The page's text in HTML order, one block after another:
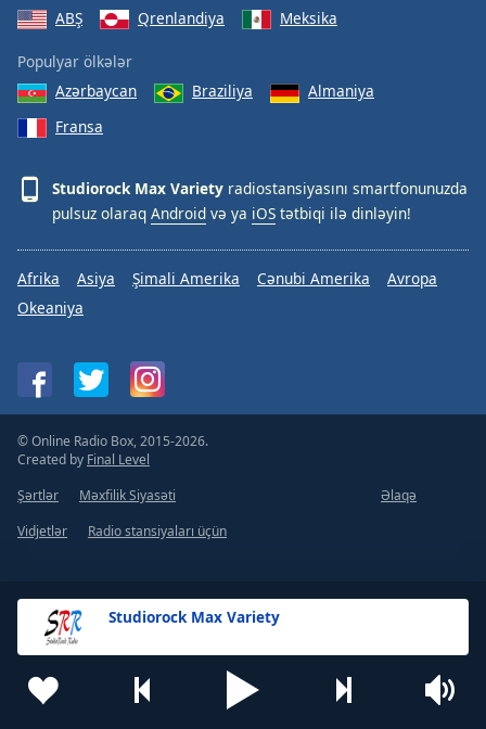
Studiorock Max Variety
ABŞ
Qrenlandiya Meksika
Populyar ölkələr
Azərbaycan
Braziliya
Almaniya
Fransa
Studiorock Max Variety radiostansiyasını smartfonunuzda
pulsuz olaraq Android və ya iOS tətbiqi ilə dinləyin!
Afrika Asiya Şimali Amerika Cənubi Amerika
Avropa
Okeaniya
© Online Radio Box, 2015-2026.
Created by Final Level
Şərtlər
Məxfilik Siyasəti
Əlaqə
Vidjetlər
Radio stansiyaları üçün